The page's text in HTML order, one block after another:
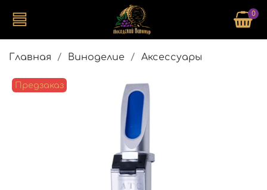
0
Главная Виноделие Аксессуары
Предзаказ